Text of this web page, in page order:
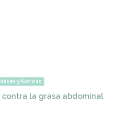
y Noticias
la grasa abdominal